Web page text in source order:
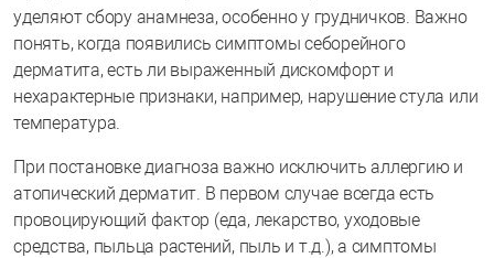
уделяют сбору анамнеза, особенно у грудничков. Важно
понять, когда появились симптомы себорейного
дерматита, есть ли выраженный дискомфорт и
нехарактерные признаки, например, нарушение стула или
температура.
При постановке диагноза важно исключить аллергию и
атопический дерматит. В первом случае всегда есть
провоцирующий фактор (еда, лекарство, уходовые
средства, пыльца растений, пыль и т.д.), а симптомы